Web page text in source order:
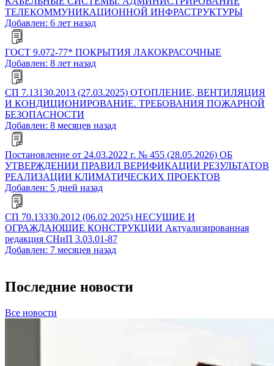
ТЕЛЕКОММУНИКАЦИОННОЙ ИНФРАСТРУКТУРЫ
Добавлен: 6 лет назад
ГОСТ 9.072-77* ПОКРЫТИЯ ЛАКОКРАСОЧНЫЕ
Добавлен: 8 лет назад
СП 7.13130.2013 (27.03.2025) ОТОПЛЕНИЕ, ВЕНТИЛЯЦИЯ
И КОНДИЦИОНИРОВАНИЕ. ТРЕБОВАНИЯ ПОЖАРНОЙ
БЕЗОПАСНОСТИ
Добавлен: 8 месяцев назад
Постановление от 24.03.2022 г. № 455 (28.05.2026) ОБ
УТВЕРЖДЕНИИ ПРАВИЛ ВЕРИФИКАЦИИ РЕЗУЛЬТАТОВ
РЕАЛИЗАЦИИ КЛИМАТИЧЕСКИХ ПРОЕКТОВ
Добавлен: 5 дней назад
СП 70.13330.2012 (06.02.2025) НЕСУЩИЕ И
ОГРАЖДАЮЩИЕ КОНСТРУКЦИИ Актуализированная
редакция СНиП 3.03.01-87
Добавлен: 7 месяцев назад
Последние новости
Все новости